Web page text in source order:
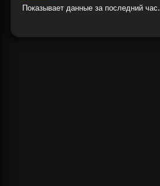
Показывает данные за последний час.